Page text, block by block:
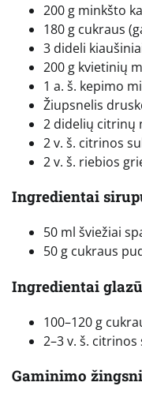
200 g minkšto
180 g cukraus
3 dideli
200 g kvietinių
1 a. š. kepimo
Žiupsnelis
2 didelių citrinų
2 v. š. citrinos
2 v. š. riebios
Ingredientai
50 ml šviežiai
50 g cukraus
Ingredientai
100–120 g
2–3 v. š. citrinos
Gaminimo